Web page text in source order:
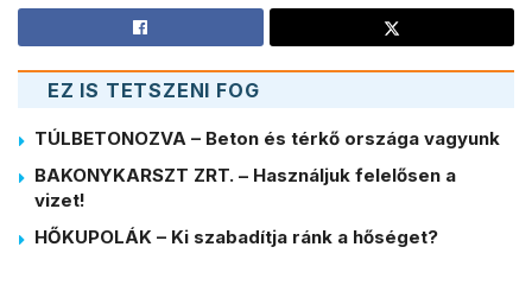
EZ IS TETSZENI FOG
TÚLBETONOZVA – Beton és térkő országa vagyunk
BAKONYKARSZT ZRT. – Használjuk felelősen a
vizet!
HŐKUPOLÁK – Ki szabadítja ránk a hőséget?